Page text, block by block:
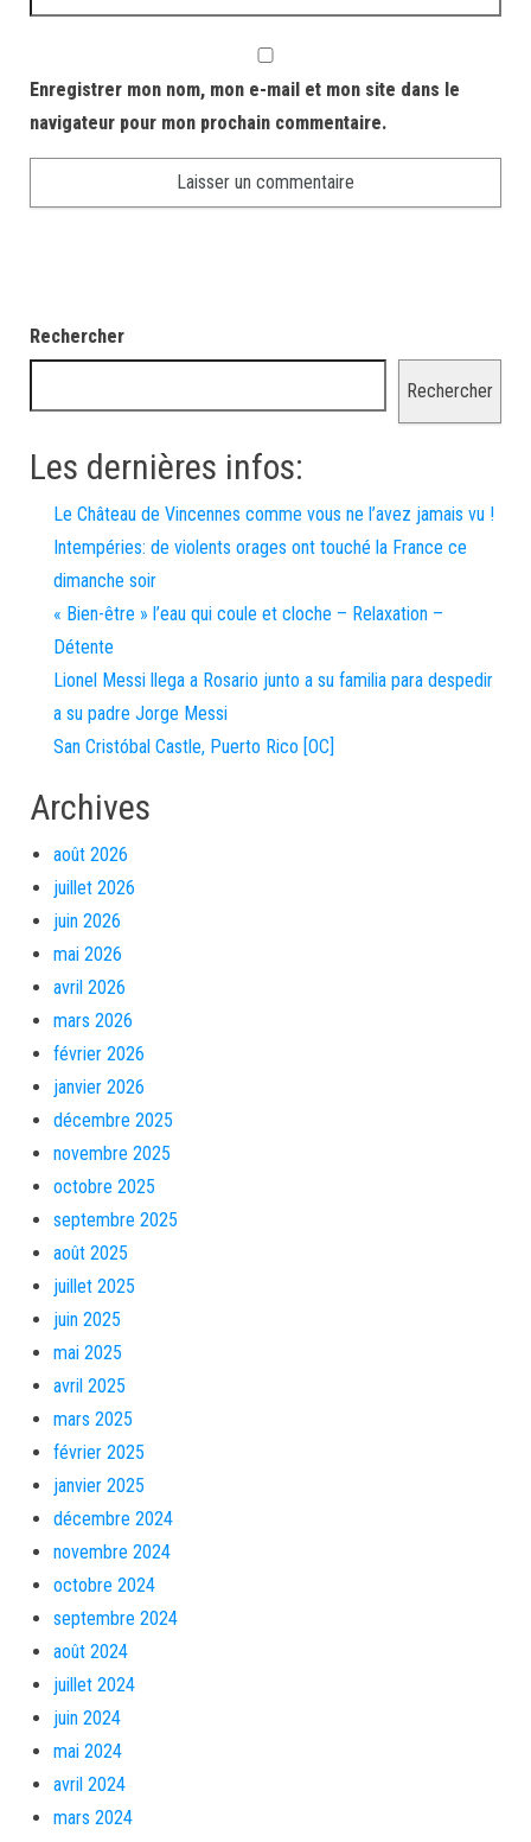
Enregistrer mon nom, mon e-mail et mon site dans le
navigateur pour mon prochain commentaire.
Rechercher
Rechercher
Les dernières infos:
Le Château de Vincennes comme vous ne l’avez jamais vu !
Intempéries: de violents orages ont touché la France ce
dimanche soir
« Bien-être » l’eau qui coule et cloche – Relaxation –
Détente
Lionel Messi llega a Rosario junto a su familia para despedir
a su padre Jorge Messi
San Cristóbal Castle, Puerto Rico [OC]
Archives
août 2026
juillet 2026
juin 2026
mai 2026
avril 2026
mars 2026
février 2026
janvier 2026
décembre 2025
novembre 2025
octobre 2025
septembre 2025
août 2025
juillet 2025
juin 2025
mai 2025
avril 2025
mars 2025
février 2025
janvier 2025
décembre 2024
novembre 2024
octobre 2024
septembre 2024
août 2024
juillet 2024
juin 2024
mai 2024
avril 2024
mars 2024